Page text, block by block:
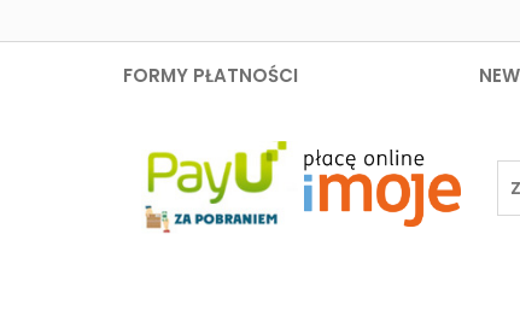
FORMY PŁATNOŚCI